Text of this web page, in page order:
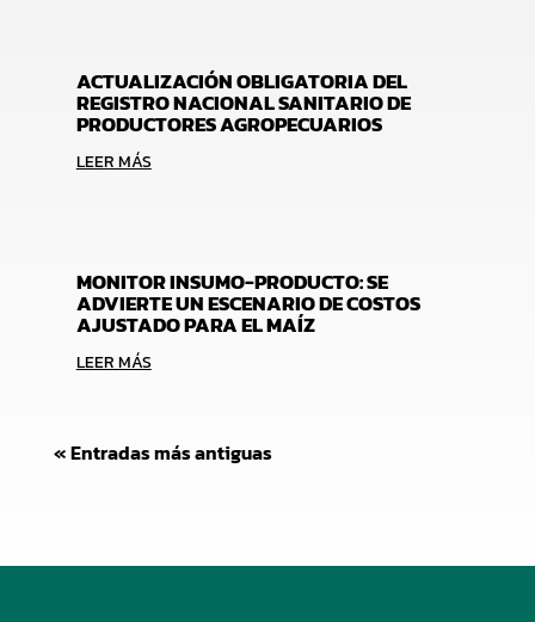
ACTUALIZACIÓN OBLIGATORIA DEL
REGISTRO NACIONAL SANITARIO DE
PRODUCTORES AGROPECUARIOS
LEER MÁS
MONITOR INSUMO-PRODUCTO: SE
ADVIERTE UN ESCENARIO DE COSTOS
AJUSTADO PARA EL MAÍZ
LEER MÁS
« Entradas más antiguas